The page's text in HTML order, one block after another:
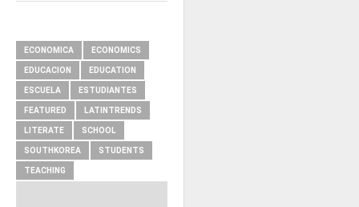
ECONOMICA ECONOMICS
EDUCACION EDUCATION
ESCUELA ESTUDIANTES
FEATURED LATINTRENDS
LITERATE SCHOOL
SOUTHKOREA STUDENTS
TEACHING